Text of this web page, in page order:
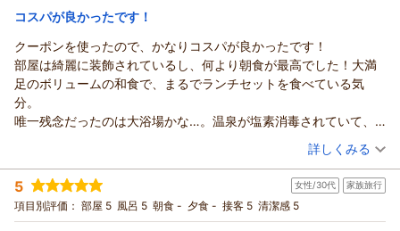
つきましても、ご期待に沿えず申し訳ございません。施設の構
たご意見を参考に、改善できる部分から一つひとつ見直し、よ
り快適なご滞在をご提供できるよう努めてまいります。
改めまして、この度は貴重なお時間を割いてご感想をお寄せい
ただき、誠にありがとうございます。
今回いただいたご意見を今後の施設運営に活かし、より快適な
（返信日：2026/06/20）
宿泊価格帯： 25,001～26,000円(大人一人あたり/税込)
ONSEN RYOKAN 由縁 札幌からの返信
na様
この度は数ある宿泊施設の中からONSEN RYOKAN 由縁 札幌を
お選びいただき、誠にありがとうございます。また、館内の雰
囲気やウェルカムドリンク、夏下冬上 札幌でのお食事に至るま
で、数々のお褒めの言葉をお寄せいただきましたこと、心より
御礼申し上げます。
当館でのご滞在を通じて、日常とは異なる特別な時間をお愉し
みいただけたご様子が伺え、何よりでございます。
na様からいただいた温かいお言葉に甘んじることなく、これか
コスパが良かったです！
クーポンを使ったので、かなりコスパが良かったです！
部屋は綺麗に装飾されているし、何より朝食が最高でした！大満
足のボリュームの和食で、まるでランチセットを食べている気
分。
唯一残念だったのは大浴場かな…。温泉が塩素消毒されていて、
入った瞬間に匂いで分かっちゃうレベルだったので、そこだけ少
でも、それ以外はパーフェクト！また泊まりたいです。
（投稿日：2026/06/04）
宿泊時期： 2026年04月宿泊 (夫婦旅行)
投稿者： klhlo217さん
宿泊プラン： じゃらん限定【スタンダード】由縁札幌朝食付プラン/北海道旬
食材をまるごとこだわり【和御膳】◇朝食付き
ダブル 朝のみ
詳しくみる
5 女性/30代 家族旅行
項目別評価： 部屋 5 風呂 5 朝食 - 夕食 - 接客 5 清潔感 5